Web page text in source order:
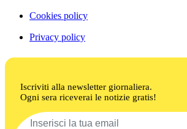
Cookies policy
Privacy policy
Iscriviti alla newsletter giornaliera.
Ogni sera riceverai le notizie gratis!